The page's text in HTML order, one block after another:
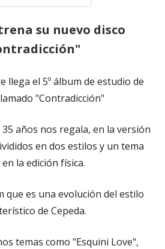
su nuevo disco
llega el 5º álbum de estudio de
"Contradicción"
años nos regala, en la versión
en dos estilos y un tema
la edición física.
que es una evolución del estilo
de Cepeda.
temas como "Esquini Love",